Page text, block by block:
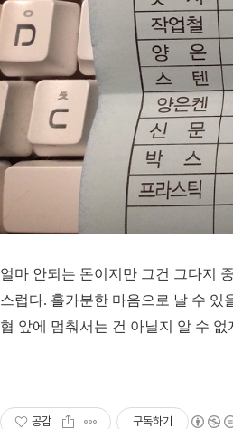
얼마 안되는 돈이지만 그건 그다지
스럽다. 홀가분한 마음으로 날 수 있
협 앞에 멈춰서는 건 아닐지 알 수
공감 구독하기